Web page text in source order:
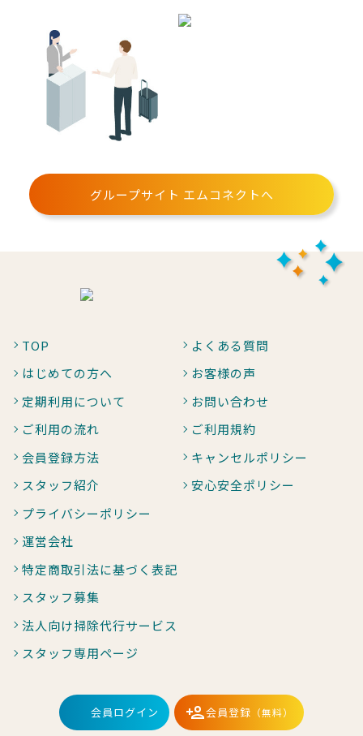
グループサイト エムコネクトへ
TOP
はじめての方へ
定期利用について
ご利用の流れ
会員登録方法
スタッフ紹介
よくある質問
お客様の声
お問い合わせ
ご利用規約
キャンセルポリシー
安心安全ポリシー
プライバシーポリシー
運営会社
特定商取引法に基づく表記
スタッフ募集
法人向け掃除代行サービス
スタッフ専用ページ
会員ログイン 会員登録 （無料）